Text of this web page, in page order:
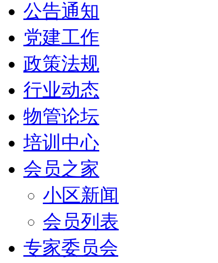
公告通知
党建工作
政策法规
行业动态
物管论坛
培训中心
会员之家
小区新闻
会员列表
专家委员会